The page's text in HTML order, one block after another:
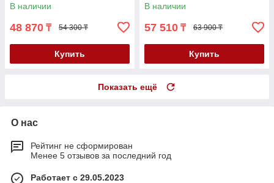
В наличии
48 870 ₸ 54 300 ₸
Купить
В наличии
57 510 ₸ 63 900 ₸
Купить
Показать ещё
О нас
Рейтинг не сформирован
Менее 5 отзывов за последний год
Работает с 29.05.2023